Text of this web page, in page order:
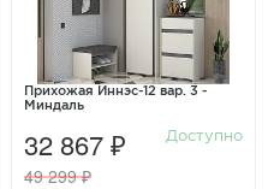
Прихожая Иннэс-12 вар. 3 -
Миндаль
32 867 ₽
49 299 ₽
Доступно